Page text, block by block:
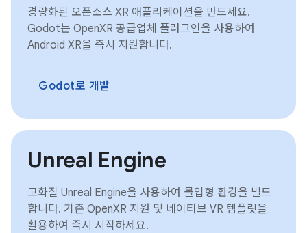
경량화된 오픈소스 XR 애플리케이션을 만드세요.
Godot는 OpenXR 공급업체 플러그인을 사용하여
Android XR을 즉시 지원합니다.
Godot로 개발
Unreal Engine
고화질 Unreal Engine을 사용하여 몰입형 환경을 빌드
합니다. 기존 OpenXR 지원 및 네이티브 VR 템플릿을
활용하여 즉시 시작하세요.